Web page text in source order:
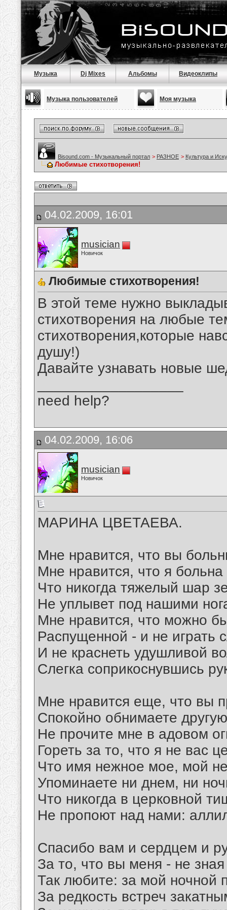
Музыка Dj Mixes Альбомы Видеоклипы
Музыка пользователей Моя музыка
Bisound.com - Музыкальный портал > РАЗНОЕ > Культура и
Любимые стихотворения!
04.02.2009, 16:01
musician
Новичок
Любимые стихотворения!
В этой теме нужно
стихотворения на любые
стихотворения,которые
душу!)
Давайте узнавать новые
need help?
04.02.2009, 16:06
musician
Новичок
МАРИНА ЦВЕТАЕВА.
Мне нравится, что вы
Мне нравится, что я
Что никогда тяжелый шар
Не уплывет под нашими
Мне нравится, что можно
Распущенной - и не играть
И не краснеть удушливой
Слегка соприкоснувшись
Мне нравится еще, что вы
Спокойно обнимаете
Не прочите мне в адовом
Гореть за то, что я не вас
Что имя нежное мое, мой
Упоминаете ни днем, ни
Что никогда в церковной
Не пропоют над нами:
Спасибо вам и сердцем и
За то, что вы меня - не
Так любите: за мой ночной
За редкость встреч